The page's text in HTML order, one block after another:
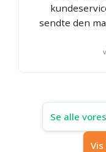
sendte den
Se alle